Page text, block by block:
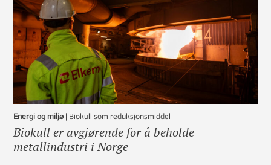
Energi og miljø | Biokull som reduksjonsmiddel
Biokull er avgjørende for å beholde
metallindustri i Norge